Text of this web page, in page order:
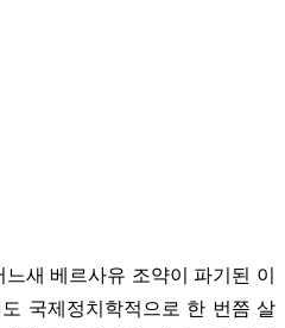
새 베르사유 조약이 파기된 이
국제정치학적으로 한 번쯤 살